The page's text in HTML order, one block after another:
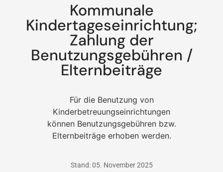
Kommunale
Kindertageseinrichtung;
Zahlung der
Benutzungsgebühren /
Elternbeiträge
Für die Benutzung von
Kinderbetreuungseinrichtungen
können Benutzungsgebühren bzw.
Elternbeiträge erhoben werden.
Stand: 05. November 2025